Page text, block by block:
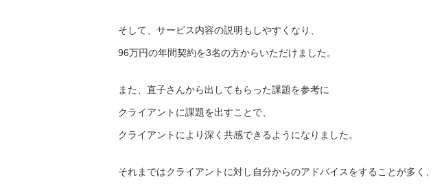
そして、サービス内容の説明もしやすくなり、
96万円の年間契約を3名の方からいただけました。
また、直子さんから出してもらった課題を参考に
クライアントに課題を出すことで、
クライアントにより深く共感できるようになりました。
それまではクライアントに対し自分からのアドバイスをすることが多く、